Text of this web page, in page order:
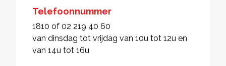
Telefoonnummer
1810 of 02 219 40 60
van dinsdag tot vrijdag van 10u tot 12u en
van 14u tot 16u